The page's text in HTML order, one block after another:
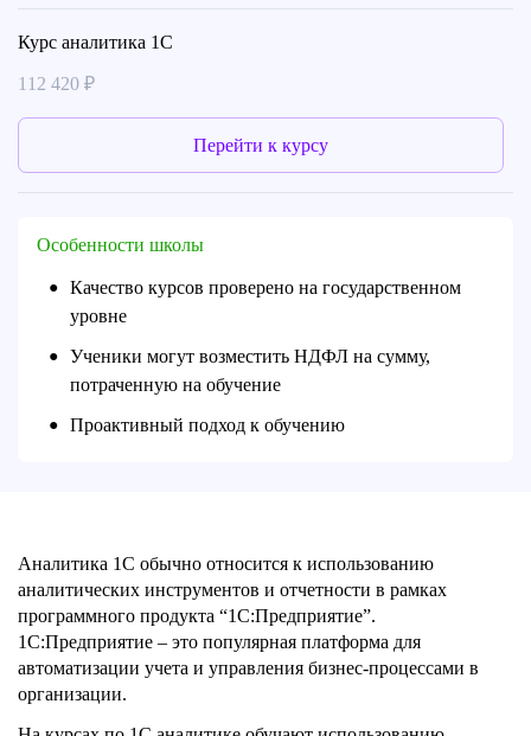
Курс аналитика 1С
112 420 ₽
Перейти к курсу
Особенности школы
●
Качество курсов проверено на государственном
уровне
●
Ученики могут возместить НДФЛ на сумму,
потраченную на обучение
● Проактивный подход к обучению
Аналитика 1C обычно относится к использованию
аналитических инструментов и отчетности в рамках
программного продукта “1C:Предприятие”.
1C:Предприятие – это популярная платформа для
автоматизации учета и управления бизнес-процессами в
организации.